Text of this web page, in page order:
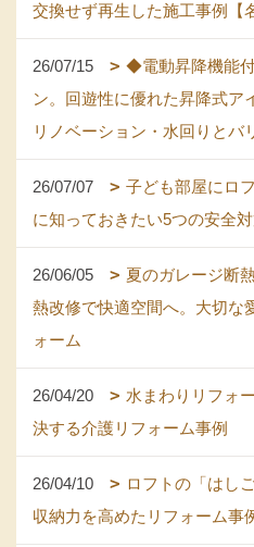
交換せず再生した施工事例【
26/07/15
◆電動昇降機能
ン。回遊性に優れた昇降式ア
リノベーション・水回りとバ
26/07/07
子ども部屋にロ
に知っておきたい5つの安全
26/06/05
夏のガレージ断
熱改修で快適空間へ。大切な
ォーム
26/04/20
水まわりリフォ
決する介護リフォーム事例
26/04/10
ロフトの「はし
収納力を高めたリフォーム事